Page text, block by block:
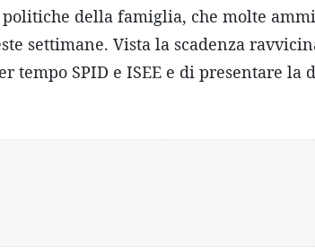
della famiglia, che molte
settimane. Vista la scadenza
tempo SPID e ISEE e di presentare la